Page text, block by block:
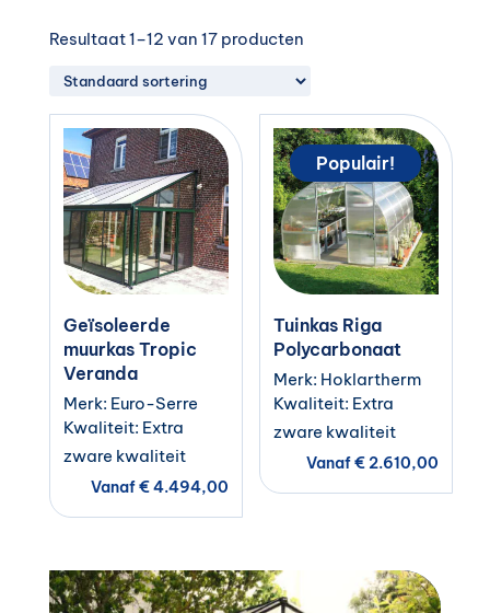
Resultaat 1–12 van 17 producten
Geïsoleerde
muurkas Tropic
Veranda
Merk: Euro-Serre
Kwaliteit: Extra
zware kwaliteit
Vanaf€4.494,00
Populair!
Tuinkas Riga
Polycarbonaat
Merk: Hoklartherm
Kwaliteit: Extra
zware kwaliteit
Vanaf€2.610,00